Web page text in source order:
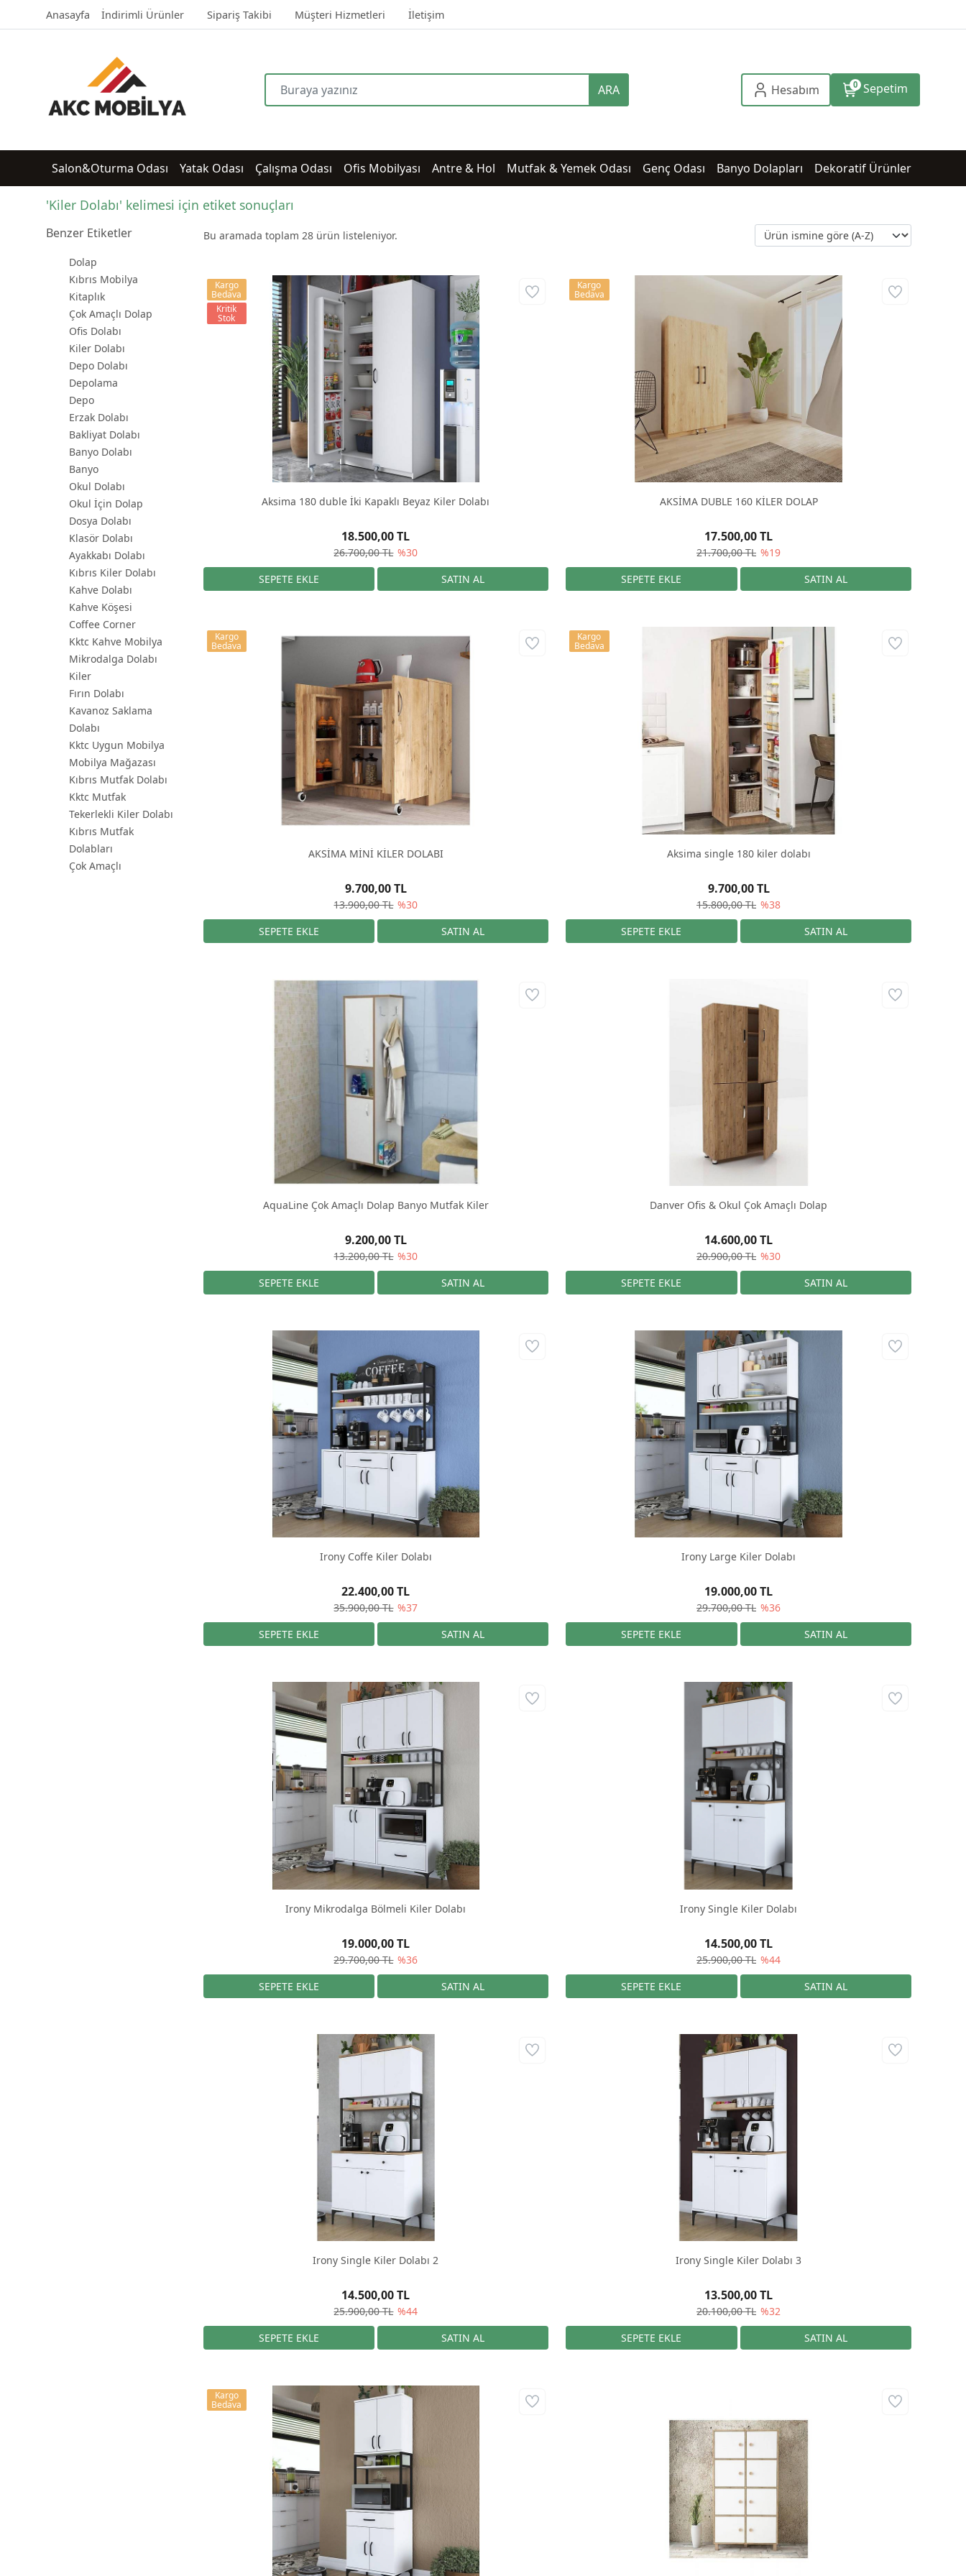
Anasayfa İndirimli Ürünler Sipariş Takibi Müşteri Hizmetleri İletişim
ARA Hesabım 0 Sepetim
Salon&Oturma Odası Yatak Odası Çalışma Odası Ofis Mobilyası Antre & Hol Mutfak & Yemek Odası Genç Odası Banyo Dolapları Dekoratif Ürünler
'Kiler Dolabı' kelimesi için etiket sonuçları
Benzer Etiketler
Dolap
Kıbrıs Mobilya
Kitaplık
Çok Amaçlı Dolap
Ofis Dolabı
Kiler Dolabı
Depo Dolabı
Depolama
Depo
Erzak Dolabı
Bakliyat Dolabı
Banyo Dolabı
Banyo
Okul Dolabı
Okul İçin Dolap
Dosya Dolabı
Klasör Dolabı
Ayakkabı Dolabı
Kıbrıs Kiler Dolabı
Kahve Dolabı
Kahve Köşesi
Coffee Corner
Kktc Kahve Mobilya
Mikrodalga Dolabı
Kiler
Fırın Dolabı
Kavanoz Saklama
Dolabı
Kktc Uygun Mobilya
Mobilya Mağazası
Kıbrıs Mutfak Dolabı
Kktc Mutfak
Tekerlekli Kiler Dolabı
Kıbrıs Mutfak
Dolabları
Çok Amaçlı
Bu aramada toplam 28ürün listeleniyor.
Aksima 180 duble İki Kapaklı Beyaz Kiler Dolabı
26.700,00 TL %30
18.500,00 TL
Kargo
Bedava
Kritik
Stok
AKSİMA DUBLE 160 KİLER DOLAP
21.700,00 TL %19
17.500,00 TL
Kargo
Bedava
AKSİMA MİNİ KİLER DOLABI
13.900,00 TL %30
9.700,00 TL
Kargo
Bedava
Aksima single 180 kiler dolabı
15.800,00 TL %38
9.700,00 TL
Kargo
Bedava
AquaLine Çok Amaçlı Dolap Banyo Mutfak Kiler
13.200,00 TL %30
9.200,00 TL
Danver Ofis & Okul Çok Amaçlı Dolap
20.900,00 TL %30
14.600,00 TL
Irony Coffe Kiler Dolabı
35.900,00 TL %37
22.400,00 TL
Irony Large Kiler Dolabı
29.700,00 TL %36
19.000,00 TL
Irony Mikrodalga Bölmeli Kiler Dolabı
29.700,00 TL %36
19.000,00 TL
Irony Single Kiler Dolabı
25.900,00 TL %44
14.500,00 TL
Irony Single Kiler Dolabı 2
25.900,00 TL %44
14.500,00 TL
Irony Single Kiler Dolabı 3
20.100,00 TL %32
13.500,00 TL
Kargo
Bedava